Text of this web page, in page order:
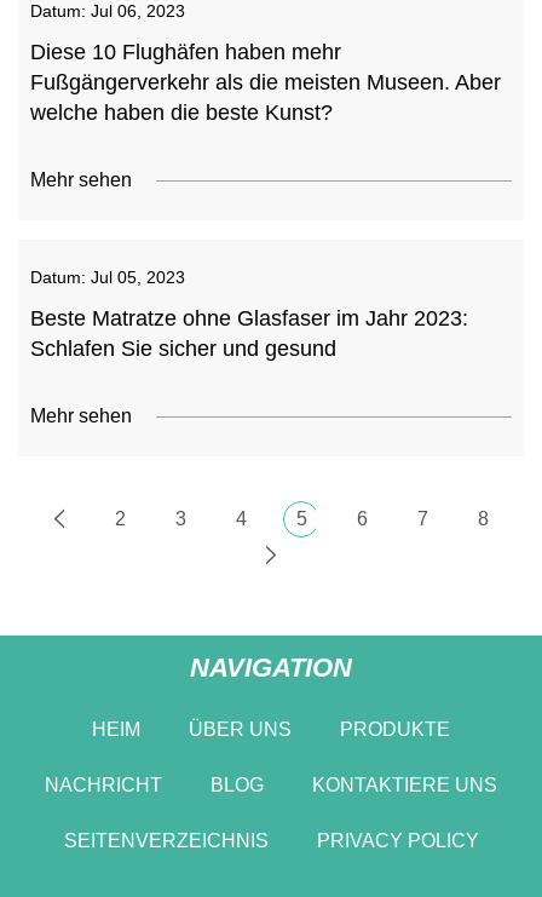
Datum: Jul 06, 2023
Diese 10 Flughäfen haben mehr
Fußgängerverkehr als die meisten Museen. Aber
welche haben die beste Kunst?
Mehr sehen
Datum: Jul 05, 2023
Beste Matratze ohne Glasfaser im Jahr 2023:
Schlafen Sie sicher und gesund
Mehr sehen
2 3 4 5 6 7 8
NAVIGATION
HEIM ÜBER UNS PRODUKTE
NACHRICHT BLOG KONTAKTIERE UNS
SEITENVERZEICHNIS PRIVACY POLICY